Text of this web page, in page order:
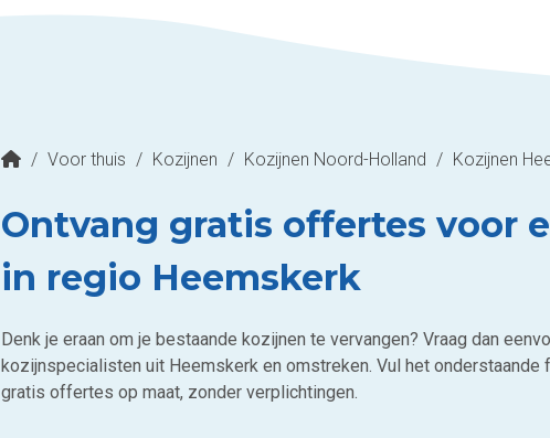
/ Voor thuis / Kozijnen / Kozijnen Noord-Holland / Kozijnen
Ontvang gratis offertes voor
in regio Heemskerk
Denk je eraan om je bestaande kozijnen te vervangen? Vraag dan
kozijnspecialisten uit Heemskerk en omstreken. Vul het onderstaande
gratis offertes op maat, zonder verplichtingen.